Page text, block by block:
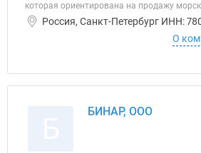
которая ориентирована на продажу
Россия, Санкт-Петербург ИНН:
О
БИНАР, ООО